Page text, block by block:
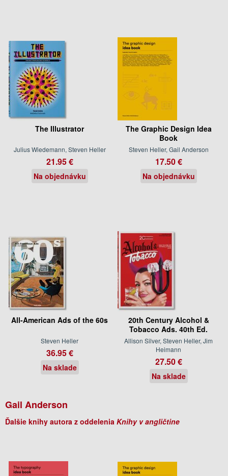
The Illustrator
Julius Wiedemann, Steven Heller
21.95 €
Na objednávku
The Graphic Design Idea
Book
Steven Heller, Gail Anderson
17.50 €
Na objednávku
All-American Ads of the 60s
Steven Heller
36.95 €
Na sklade
20th Century Alcohol &
Tobacco Ads. 40th Ed.
Allison Silver, Steven Heller, Jim
Heimann
27.50 €
Na sklade
Gail Anderson
Ďalšie knihy autora z oddelenia Knihy v angličtine